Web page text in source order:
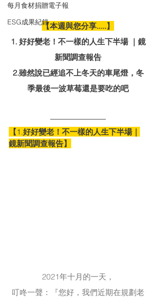
每月食材捐贈電子報
ESG成果紀錄【本週與您分享.....】
1. 好好變老！不一樣的人生下半場 ｜鏡
新聞調查報告
2.雖然說已經追不上冬天的車尾燈，冬
季最後一波草莓還是要吃的吧
【1.好好變老！不一樣的人生下半場｜
鏡新聞調查報告】
2021年十月的一天，
叮咚一聲：『您好，我們近期在規劃老